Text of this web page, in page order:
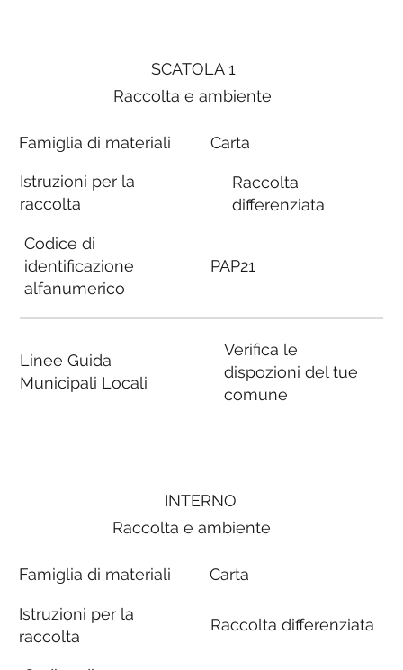
SCATOLA 1
Raccolta e ambiente
Famiglia di materiali
Istruzioni per la
raccolta
Codice di
identificazione
alfanumerico
Linee Guida
Municipali Locali
Carta
Raccolta
differenziata
PAP21
Verifica le
dispozioni del tue
comune
INTERNO
Raccolta e ambiente
Famiglia di materiali
Istruzioni per la
raccolta
Carta
Raccolta differenziata